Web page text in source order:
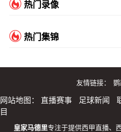
热门录像
热门集锦
友情链接：
网站地图： 直播赛事 足球新闻
目
皇家马德里专注于提供西甲直播、